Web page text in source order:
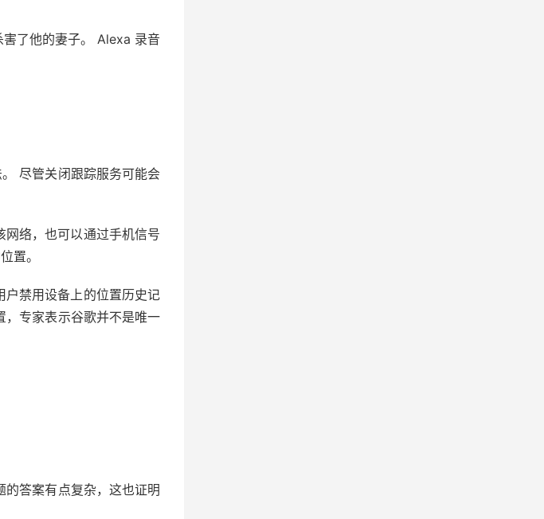
了他的妻子。 Alexa 录音
尽管关闭跟踪服务可能会
络，也可以通过手机信号
置。
禁用设备上的位置历史记
，专家表示谷歌并不是唯一
答案有点复杂，这也证明